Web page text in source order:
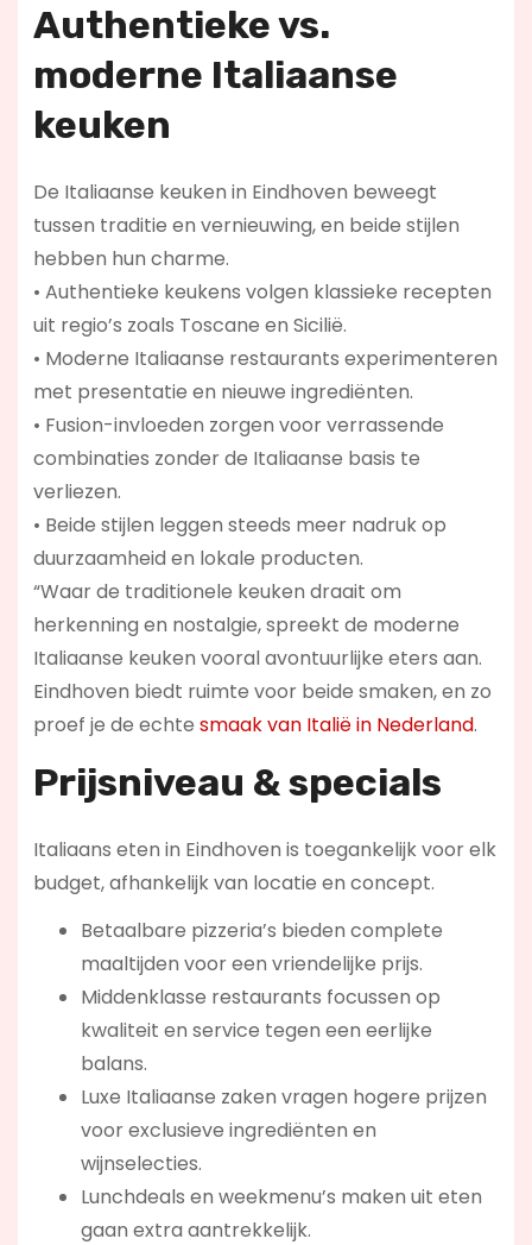
Authentieke vs.
moderne Italiaanse
keuken
De Italiaanse keuken in Eindhoven beweegt
tussen traditie en vernieuwing, en beide stijlen
hebben hun charme.
• Authentieke keukens volgen klassieke recepten
uit regio’s zoals Toscane en Sicilië.
• Moderne Italiaanse restaurants experimenteren
met presentatie en nieuwe ingrediënten.
• Fusion-invloeden zorgen voor verrassende
combinaties zonder de Italiaanse basis te
verliezen.
• Beide stijlen leggen steeds meer nadruk op
duurzaamheid en lokale producten.
“Waar de traditionele keuken draait om
herkenning en nostalgie, spreekt de moderne
Italiaanse keuken vooral avontuurlijke eters aan.
Eindhoven biedt ruimte voor beide smaken, en zo
proef je de echte smaak van Italië in Nederland.
Prijsniveau & specials
Italiaans eten in Eindhoven is toegankelijk voor elk
budget, afhankelijk van locatie en concept.
Betaalbare pizzeria’s bieden complete
maaltijden voor een vriendelijke prijs.
Middenklasse restaurants focussen op
kwaliteit en service tegen een eerlijke
balans.
Luxe Italiaanse zaken vragen hogere prijzen
voor exclusieve ingrediënten en
wijnselecties.
Lunchdeals en weekmenu’s maken uit eten
gaan extra aantrekkelijk.